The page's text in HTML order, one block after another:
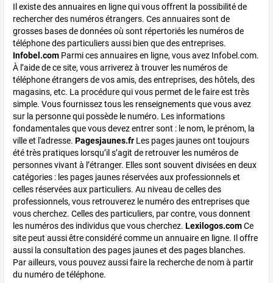
Il existe des annuaires en ligne qui vous offrent la possibilité de
rechercher des numéros étrangers. Ces annuaires sont de
grosses bases de données où sont répertoriés les numéros de
téléphone des particuliers aussi bien que des entreprises.
Infobel.com Parmi ces annuaires en ligne, vous avez Infobel.com.
À l’aide de ce site, vous arriverez à trouver les numéros de
téléphone étrangers de vos amis, des entreprises, des hôtels, des
magasins, etc. La procédure qui vous permet de le faire est très
simple. Vous fournissez tous les renseignements que vous avez
sur la personne qui possède le numéro. Les informations
fondamentales que vous devez entrer sont : le nom, le prénom, la
ville et l'adresse. Pagesjaunes.fr Les pages jaunes ont toujours
été très pratiques lorsqu’il s’agit de retrouver les numéros de
personnes vivant à l’étranger. Elles sont souvent divisées en deux
catégories : les pages jaunes réservées aux professionnels et
celles réservées aux particuliers. Au niveau de celles des
professionnels, vous retrouverez le numéro des entreprises que
vous cherchez. Celles des particuliers, par contre, vous donnent
les numéros des individus que vous cherchez. Lexilogos.comCe
site peut aussi être considéré comme un annuaire en ligne. Il offre
aussi la consultation des pages jaunes et des pages blanches.
Par ailleurs, vous pouvez aussi faire la recherche de nom à partir
du numéro de téléphone.